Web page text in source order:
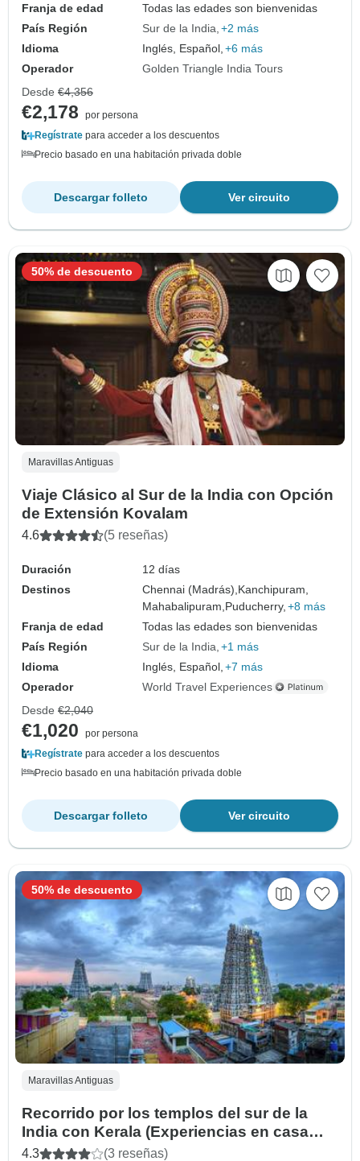
Franja de edad
Todas las edades son bienvenidas
País Región
Sur de la India +2 más
Idioma
Inglés, Español, +6 más
Operador
Golden Triangle India Tours
Desde €4,356
€2,178
por persona
Regístrate para acceder a los descuentos
Precio basado en una habitación privada doble
Ver circuito
Descargar folleto
Maravillas Antiguas
Viaje Clásico al Sur de la India con Opción
de Extensión Kovalam
4.6 (5 reseñas)
Duración
12 días
Destinos
Chennai (Madrás), Kanchipuram,
Mahabalipuram, Puducherry, +8 más
Franja de edad
Todas las edades son bienvenidas
País Región
Sur de la India +1 más
Idioma
Inglés, Español, +7 más
Operador
World Travel Experiences
50% de descuento
Desde €2,040
€1,020
por persona
Regístrate para acceder a los descuentos
Precio basado en una habitación privada doble
Ver circuito
Descargar folleto
Maravillas Antiguas
Recorrido por los templos del sur de la
India con Kerala (Experiencias en casa
flotante)
4.3 (3 reseñas)
50% de descuento